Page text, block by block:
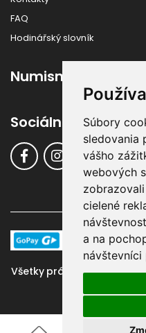
Súbory
sledovania
vášho
webových
cielené
a na
návštevníci
FAQ
Hodinářský slovník
Numismatika
Sociálne siete
Všetky práva vyhradené ©